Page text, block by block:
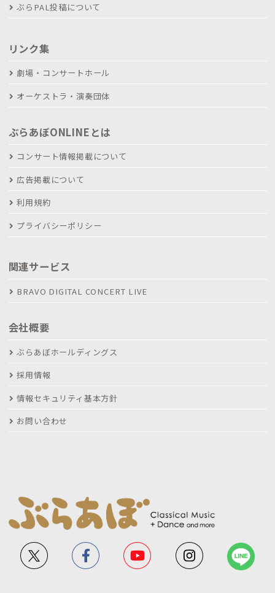
ぶらPAL投稿について
リンク集
劇場・コンサートホール
オーケストラ・演奏団体
ぶらあぼONLINEとは
コンサート情報掲載について
広告掲載について
利用規約
プライバシーポリシー
関連サービス
BRAVO DIGITAL CONCERT LIVE
会社概要
ぶらあぼホールディングス
採用情報
情報セキュリティ基本方針
お問い合わせ